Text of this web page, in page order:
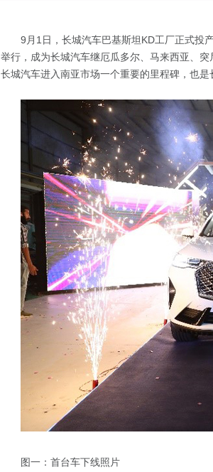
9月1日，长城汽车巴基斯坦KD工厂正式投
举行，成为长城汽车继厄瓜多尔、马来西亚、
长城汽车进入南亚市场一个重要的里程碑，也
图一：首台车下线照片